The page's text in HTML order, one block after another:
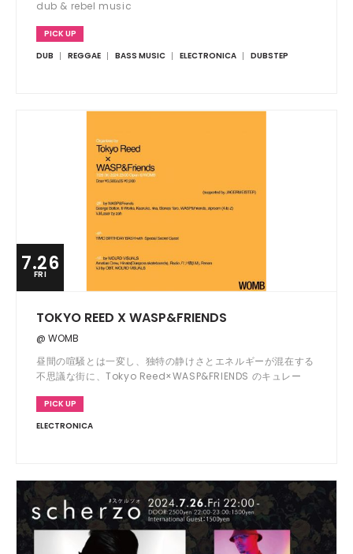
dub & rebel music
PICK UP
DUB
REGGAE BASS MUSIC ELECTRONICA DUBSTEP
7.26
FRI
TOKYO REED X WASP&FRIENDS
@ WOMB
昼間の喧騒とは一変し、独特の静けさとエネルギーが混在する
不思議な街に、Tokyo Reed×WASP&FRIENDS のキュレー
PICK UP
ELECTRONICA